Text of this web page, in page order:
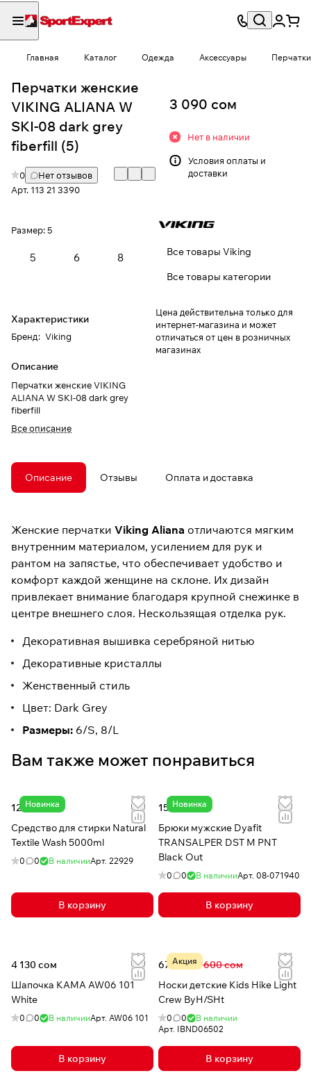
Главная Каталог Одежда Аксессуары Перчатки
Перчатки женские
VIKING ALIANA W
SKI-08 dark grey
fiberfill (5)
0
Нет отзывов
Арт. 113 21 3390
Размер:5
5 6 8
Характеристики
Бренд: Viking
Описание
Перчатки женские VIKING
ALIANA W SKI-08 dark grey
fiberfill
Все описание
3 090 сом
Нет в наличии
Условия оплаты и
доставки
Все товары Viking
Все товары категории
Цена действительна только для
интернет-магазина и может
отличаться от цен в розничных
магазинах
Описание Отзывы Оплата и доставка
Женские перчатки Viking Aliana отличаются мягким
внутренним материалом, усилением для рук и
рантом на запястье, что обеспечивает удобство и
комфорт каждой женщине на склоне. Их дизайн
привлекает внимание благодаря крупной снежинке в
центре внешнего слоя. Нескользящая отделка рук.
Декоративная вышивка серебряной нитью
Декоративные кристаллы
Женственный стиль
Цвет: Dark Grey
Размеры: 6/S, 8/L
Вам также может понравиться
Новинка
12 190 сом
Средство для стирки Natural
Textile Wash 5000ml
0 0 В наличииАрт. 22929
В корзину
Новинка
15 550 сом
Брюки мужские Dyafit
TRANSALPER DST M PNT
Black Out
0 0 В наличииАрт. 08-071940
В корзину
4 130 сом
Шапочка КАМА AW06 101
White
0 0 В наличииАрт. AW06 101
В корзину
Акция
674 сом 1 600 сом
Носки детские Kids Hike Light
Crew ByH/SHt
0 0
В наличии
Арт. IBND06502
В корзину